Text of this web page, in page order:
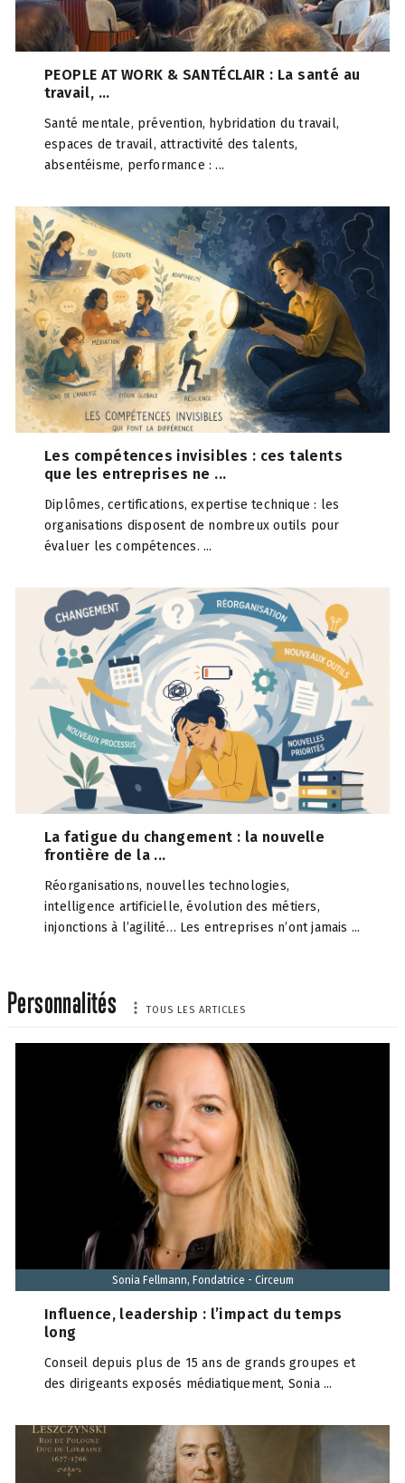
PEOPLE AT WORK & SANTÉCLAIR : La santé au
travail, ...
Santé mentale, prévention, hybridation du travail,
espaces de travail, attractivité des talents,
absentéisme, performance : ...
Les compétences invisibles : ces talents
que les entreprises ne ...
Diplômes, certifications, expertise technique : les
organisations disposent de nombreux outils pour
évaluer les compétences. ...
La fatigue du changement : la nouvelle
frontière de la ...
Réorganisations, nouvelles technologies,
intelligence artificielle, évolution des métiers,
injonctions à l’agilité… Les entreprises n’ont jamais ...
Personnalités TOUS LES ARTICLES
Sonia Fellmann, Fondatrice - Circeum
Influence, leadership : l’impact du temps
long
Conseil depuis plus de 15 ans de grands groupes et
des dirigeants exposés médiatiquement, Sonia ...